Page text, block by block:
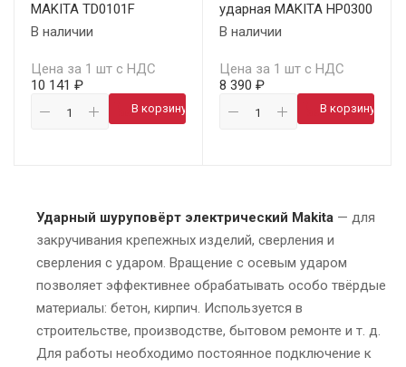
MAKITA TD0101F
В наличии
Цена за 1 шт с НДС
10 141 ₽
В корзину
ударная MAKITA HP0300
В наличии
Цена за 1 шт с НДС
8 390 ₽
В корзину
Ударный шуруповёрт электрический Makita — для
закручивания крепежных изделий, сверления и
сверления с ударом. Вращение с осевым ударом
позволяет эффективнее обрабатывать особо твёрдые
материалы: бетон, кирпич. Используется в
строительстве, производстве, бытовом ремонте и т. д.
Для работы необходимо постоянное подключение к